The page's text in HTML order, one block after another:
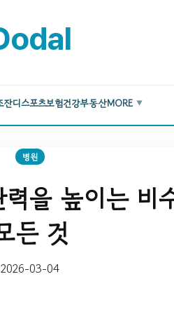
잔디스포츠보험건강부동산MORE ▼
병원
을 높이는 비
든 것
2026-03-04